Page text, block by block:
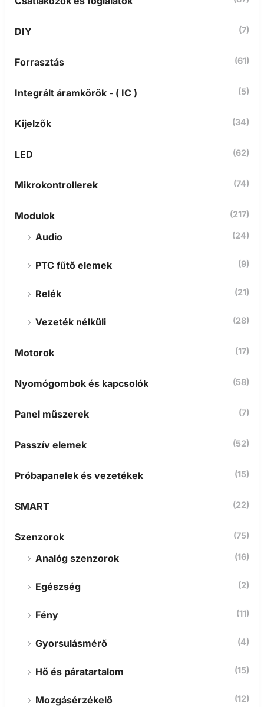
k
z
e
DIY (7)
Forrasztás (61)
Integrált áramkörök - ( IC ) (5)
Kijelzők (34)
LED (62)
Mikrokontrollerek (74)
Modulok (217)
Audio (24)
PTC fűtő elemek (9)
Relék (21)
Vezeték nélküli (28)
Motorok (17)
Nyomógombok és kapcsolók (58)
Panel műszerek (7)
Passzív elemek (52)
Próbapanelek és vezetékek (15)
SMART (22)
Szenzorok (75)
Analóg szenzorok (16)
Egészség (2)
Fény (11)
Gyorsulásmérő (4)
Hő és páratartalom (15)
Mozgásérzékelő (12)